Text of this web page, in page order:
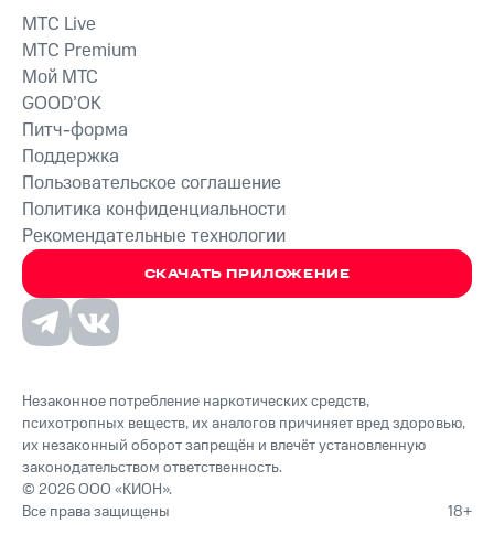
СКАЧАТЬ ПРИЛОЖЕНИЕ
MTС Live
MTС Premium
Мой МТС
GOOD’OK
Питч-форма
Поддержка
Пользовательское соглашение
Политика конфиденциальности
Рекомендательные технологии
Незаконное потребление наркотических средств,
психотропных веществ, их аналогов причиняет вред здоровью,
их незаконный оборот запрещён и влечёт установленную
законодательством ответственность.
© 2026 ООО «КИОН».
Все права защищены
18+